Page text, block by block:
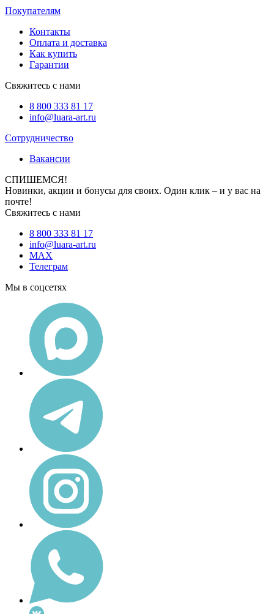
Покупателям
Контакты
Оплата и доставка
Как купить
Гарантии
Свяжитесь с нами
8 800 333 81 17
info@luara-art.ru
Сотрудничество
Вакансии
СПИШЕМСЯ!
Новинки, акции и бонусы для своих. Один клик – и у вас на
почте!
Свяжитесь с нами
8 800 333 81 17
info@luara-art.ru
MAX
Телеграм
Мы в соцсетях